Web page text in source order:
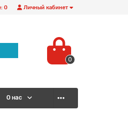
Личный кабинет
0
0
О нас